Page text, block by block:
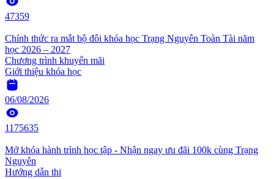
47359
Chính thức ra mắt bộ đôi khóa học Trạng Nguyên Toàn Tài năm
học 2026 – 2027
Chương trình khuyến mãi
Giới thiệu khóa học
06/08/2026
1175635
Mở khóa hành trình học tập - Nhận ngay ưu đãi 100k cùng Trạng
Nguyên
Hướng dẫn thi